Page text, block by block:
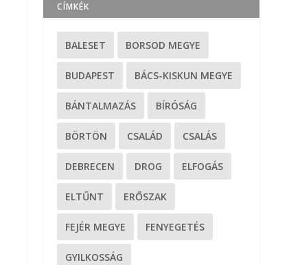
CÍMKÉK
BALESET BORSOD MEGYE
BUDAPEST BÁCS-KISKUN MEGYE
BÁNTALMAZÁS BÍRÓSÁG
BÖRTÖN CSALÁD CSALÁS
DEBRECEN DROG ELFOGÁS
ELTŰNT ERŐSZAK
FEJÉR MEGYE FENYEGETÉS
GYILKOSSÁG